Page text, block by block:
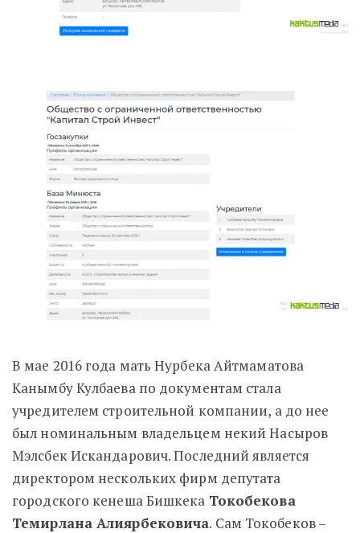
В мае 2016 года мать Нурбека Айтмаматова
Канымбу Кулбаева по документам стала
учредителем строительной компании, а до нее
был номинальным владельцем некий Насыров
Мэлсбек Искандарович. Последний является
директором нескольких фирм депутата
городского кенеша Бишкека Токобекова
Темирлана Алиярбековича. Сам Токобеков –